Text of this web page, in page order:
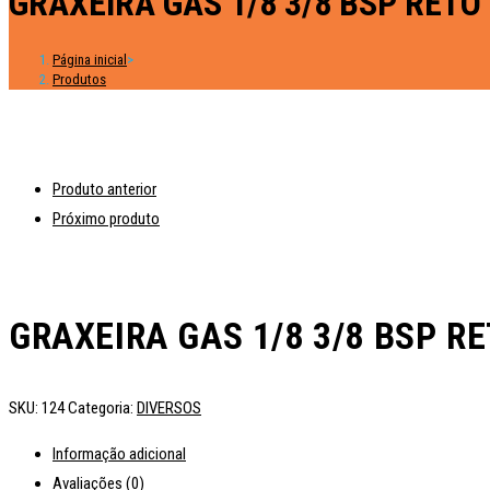
Página inicial >
Produtos
Produto anterior
Próximo produto
GRAXEIRA GAS 1/8 3/8 BSP
SKU: 124Categoria: DIVERSOS
Informação adicional
Avaliações (0)